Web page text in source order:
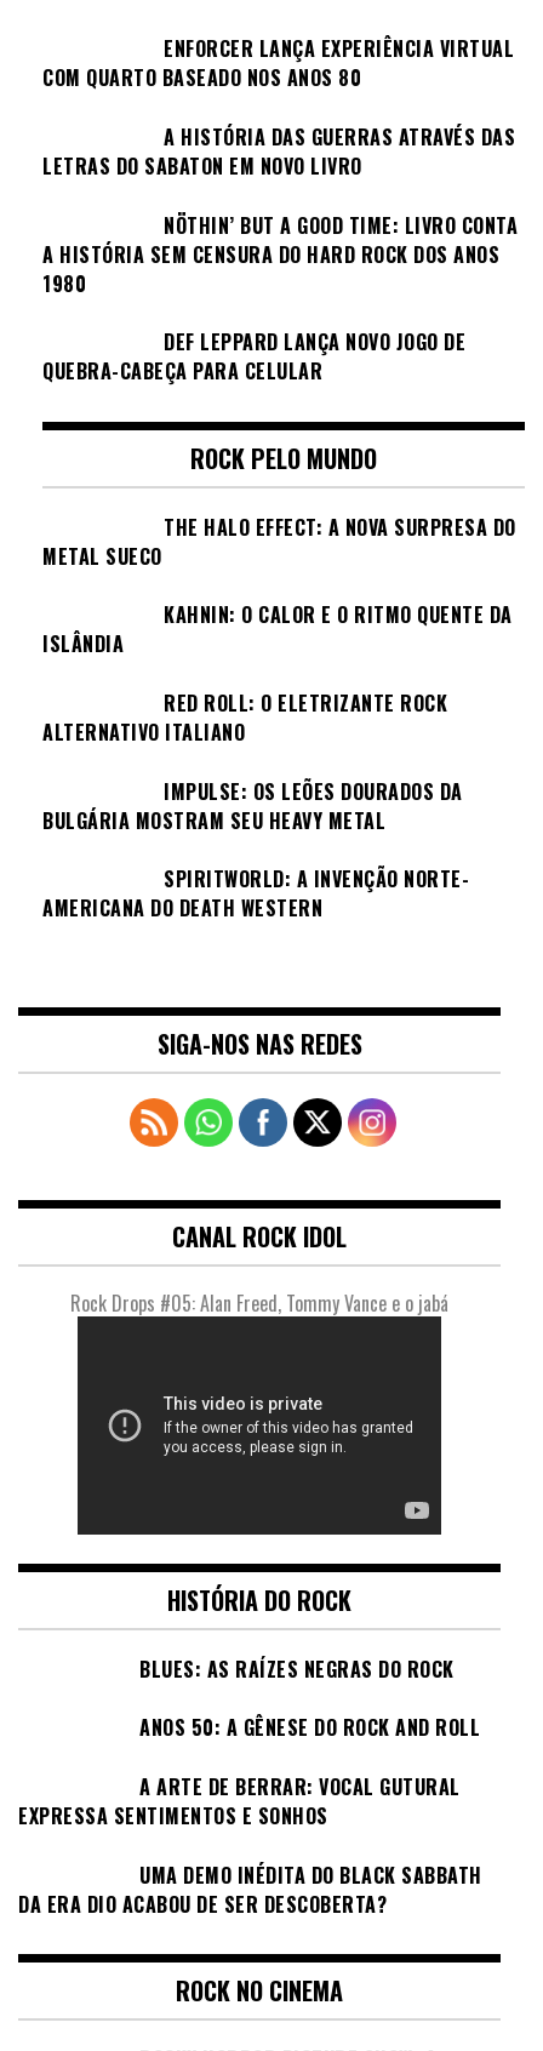
ENFORCER LANÇA EXPERIÊNCIA VIRTUAL
COM QUARTO BASEADO NOS ANOS 80
A HISTÓRIA DAS GUERRAS ATRAVÉS DAS
LETRAS DO SABATON EM NOVO LIVRO
NÖTHIN’ BUT A GOOD TIME: LIVRO CONTA
A HISTÓRIA SEM CENSURA DO HARD ROCK DOS ANOS
1980
DEF LEPPARD LANÇA NOVO JOGO DE
QUEBRA-CABEÇA PARA CELULAR
ROCK PELO MUNDO
THE HALO EFFECT: A NOVA SURPRESA DO
METAL SUECO
KAHNIN: O CALOR E O RITMO QUENTE DA
ISLÂNDIA
RED ROLL: O ELETRIZANTE ROCK
ALTERNATIVO ITALIANO
IMPULSE: OS LEÕES DOURADOS DA
BULGÁRIA MOSTRAM SEU HEAVY METAL
SPIRITWORLD: A INVENÇÃO NORTE-
AMERICANA DO DEATH WESTERN
SIGA-NOS NAS REDES
CANAL ROCK IDOL
Rock Drops #05: Alan Freed, Tommy Vance e o jabá
HISTÓRIA DO ROCK
BLUES: AS RAÍZES NEGRAS DO ROCK
ANOS 50: A GÊNESE DO ROCK AND ROLL
A ARTE DE BERRAR: VOCAL GUTURAL
EXPRESSA SENTIMENTOS E SONHOS
UMA DEMO INÉDITA DO BLACK SABBATH
DA ERA DIO ACABOU DE SER DESCOBERTA?
ROCK NO CINEMA